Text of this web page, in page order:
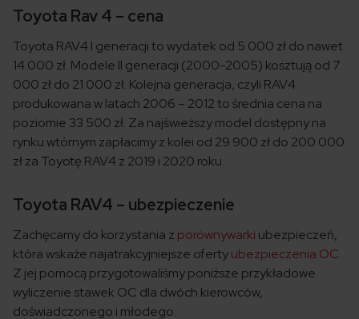
Toyota Rav 4 – cena
Toyota RAV4 I generacji to wydatek od 5 000 zł do nawet
14 000 zł. Modele II generacji (2000-2005) kosztują od 7
000 zł do 21 000 zł. Kolejna generacja, czyli RAV4
produkowana w latach 2006 – 2012 to średnia cena na
poziomie 33 500 zł. Za najświeższy model dostępny na
rynku wtórnym zapłacimy z kolei od 29 900 zł do 200 000
zł za Toyotę RAV4 z 2019 i 2020 roku.
Toyota RAV4 – ubezpieczenie
Zachęcamy do korzystania z porównywarki ubezpieczeń,
która wskaże najatrakcyjniejsze ofertyubezpieczenia OC.
Z jej pomocą przygotowaliśmy poniższe przykładowe
wyliczenie stawek OC dla dwóch kierowców,
doświadczonego i młodego.